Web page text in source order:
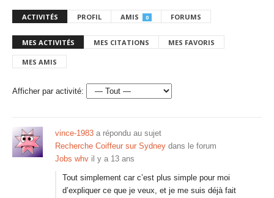
ACTIVITÉS PROFIL AMIS 0 FORUMS
MES ACTIVITÉS MES CITATIONS MES FAVORIS
MES AMIS
Afficher par activité:
vince-1983 a répondu au sujet
Recherche Coiffeur sur Sydney dans le forum
Jobs whv il y a 13 ans
Tout simplement car c’est plus simple pour moi
d’expliquer ce que je veux, et je me suis déjà fait